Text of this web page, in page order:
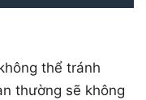
thể tránh
thường sẽ không